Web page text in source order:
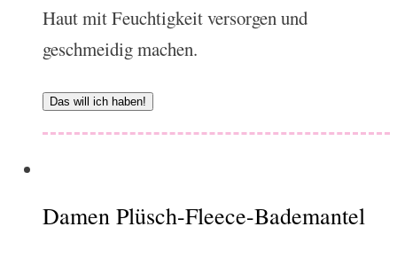
Haut mit Feuchtigkeit versorgen und
geschmeidig machen.
Das will ich haben!
Damen Plüsch-Fleece-Bademantel